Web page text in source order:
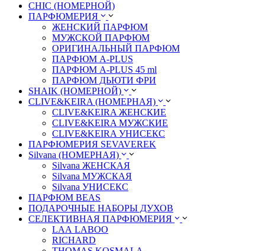
CHIC (НОМЕРНОЙ)
ПАРФЮМЕРИЯ
ЖЕНСКИЙ ПАРФЮМ
МУЖСКОЙ ПАРФЮМ
ОРИГИНАЛЬНЫЙ ПАРФЮМ
ПАРФЮМ A-PLUS
ПАРФЮМ A-PLUS 45 ml
ПАРФЮМ ДЬЮТИ ФРИ
SHAIK (НОМЕРНОЙ)
CLIVE&KEIRA (НОМЕРНАЯ)
CLIVE&KEIRA ЖЕНСКИЕ
CLIVE&KEIRA МУЖСКИЕ
CLIVE&KEIRA УНИСЕКС
ПАРФЮМЕРИЯ SEVAVEREK
Silvana (НОМЕРНАЯ)
Silvana ЖЕНСКАЯ
Silvana МУЖСКАЯ
Silvana УНИСЕКС
ПАРФЮМ BEAS
ПОДАРОЧНЫЕ НАБОРЫ ДУХОВ
СЕЛЕКТИВНАЯ ПАРФЮМЕРИЯ
LАА LABОО
RICHARD